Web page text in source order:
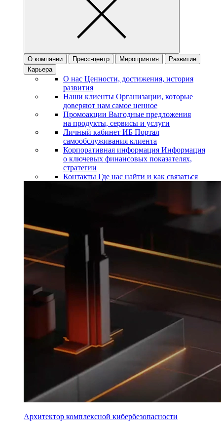
О компании Пресс-центр Мероприятия
Развитие
Карьера
О нас Ценности, достижения, история
развития
Наши клиенты Организации, которые
доверяют нам самое ценное
Промоакции Выгодные предложения
на продукты, сервисы и услуги
Личный кабинет ИБ Портал
самообслуживания клиента
Корпоративная информация Информация
о ключевых финансовых показателях,
стратегии
Контакты Где нас найти и как связаться
Архитектор комплексной кибербезопасности